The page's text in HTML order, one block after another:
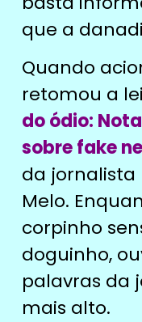
que a
Quando
retomou a
do ódio:
sobre fake
da jornalista
Melo.
corpinho
doguinho,
palavras da
mais alto.